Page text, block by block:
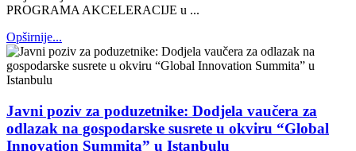
PROGRAMA AKCELERACIJE u ...
Opširnije...
Javni poziv za poduzetnike: Dodjela vaučera za
odlazak na gospodarske susrete u okviru “Global
Innovation Summita” u Istanbulu